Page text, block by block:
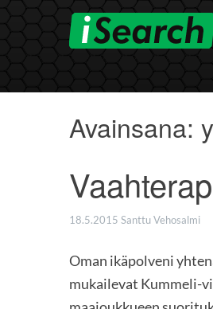
Skip
Avainsana:
18.5.2015 Santtu Vehosalmi
Oman ikäpolveni
mukailevat Kummeli-